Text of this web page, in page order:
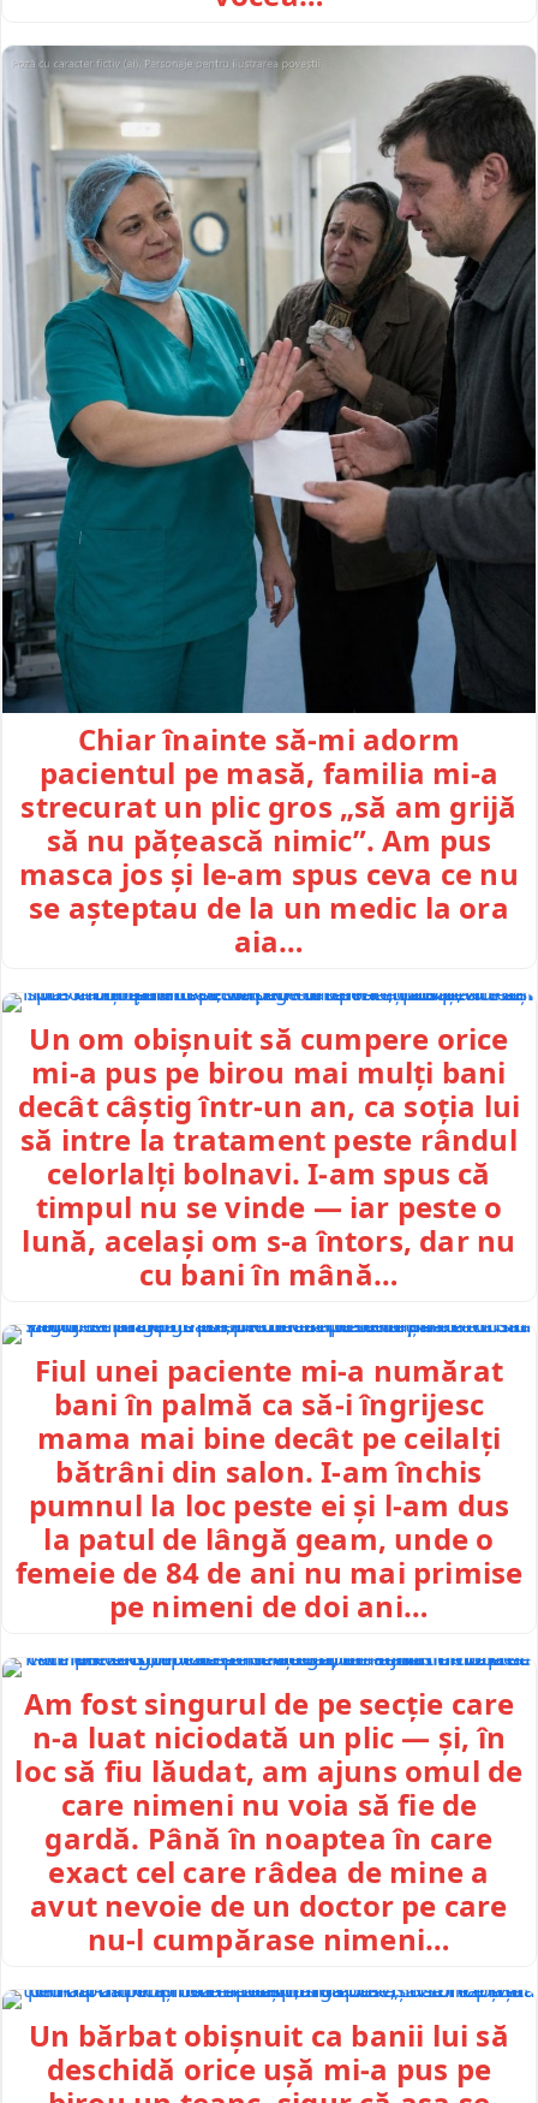
Chiar înainte să-mi adorm
pacientul pe masă, familia mi-a
strecurat un plic gros „să am grijă
să nu pățească nimic”. Am pus
masca jos și le-am spus ceva ce nu
se așteptau de la un medic la ora
aia…
Un om obișnuit să cumpere orice
mi-a pus pe birou mai mulți bani
decât câștig într-un an, ca soția lui
să intre la tratament peste rândul
celorlalți bolnavi. I-am spus că
timpul nu se vinde — iar peste o
lună, același om s-a întors, dar nu
cu bani în mână…
Fiul unei paciente mi-a numărat
bani în palmă ca să-i îngrijesc
mama mai bine decât pe ceilalți
bătrâni din salon. I-am închis
pumnul la loc peste ei și l-am dus
la patul de lângă geam, unde o
femeie de 84 de ani nu mai primise
pe nimeni de doi ani…
Am fost singurul de pe secție care
n-a luat niciodată un plic — și, în
loc să fiu lăudat, am ajuns omul de
care nimeni nu voia să fie de
gardă. Până în noaptea în care
exact cel care râdea de mine a
avut nevoie de un doctor pe care
nu-l cumpărase nimeni…
Un bărbat obișnuit ca banii lui să
deschidă orice ușă mi-a pus pe